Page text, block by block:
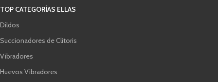
TOP CATEGORÍAS ELLAS
Dildos
Succionadores de Clítoris
Vibradores
Huevos Vibradores